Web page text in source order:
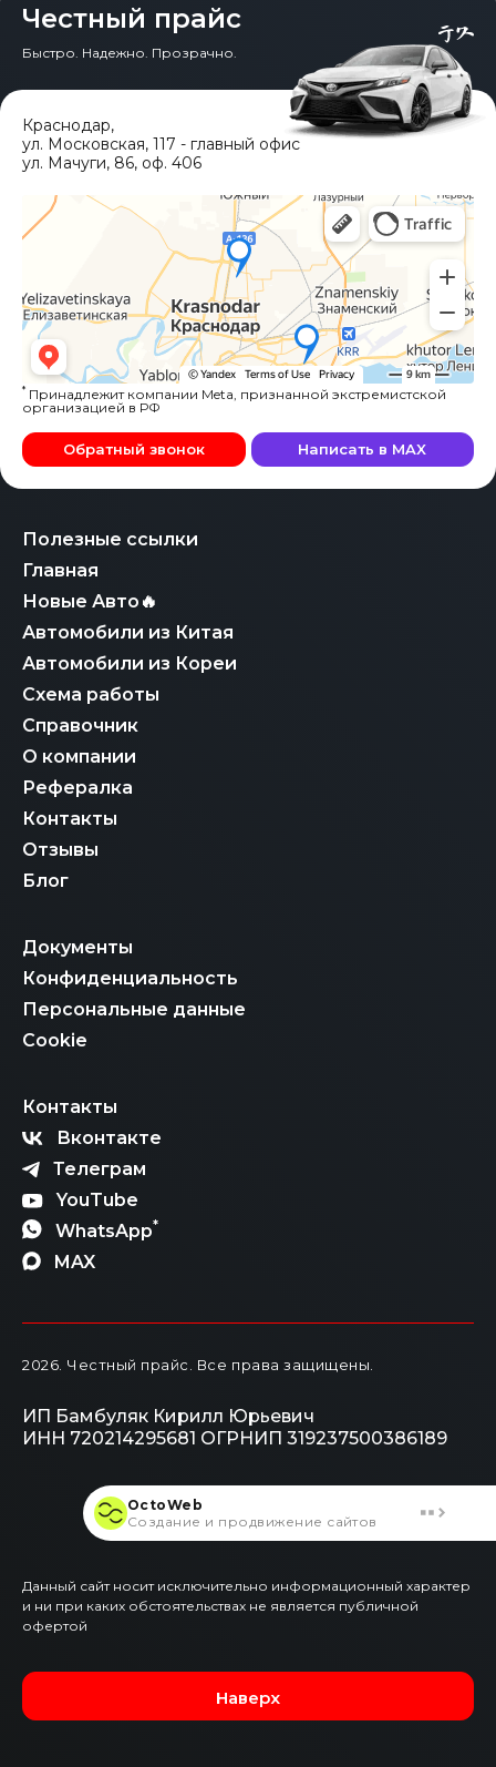
Честный прайс
Быстро. Надежно. Прозрачно.
Полезные ссылки
Главная
Новые Авто🔥
Автомобили из Китая
Автомобили из Кореи
Схема работы
Справочник
О компании
Рефералка
Контакты
Отзывы
Блог
Документы
Конфиденциальность
Персональные данные
Cookie
Контакты
Вконтакте
Телеграм
YouTube
WhatsApp*
MAX
Краснодар,
ул. Московская, 117 - главный офис
ул. Мачуги, 86, оф. 406
* Принадлежит компании Meta, признанной экстремистской
организацией в РФ
Обратный звонок Написать в MAX
2026 . Честный прайс. Все права защищены.
ИП Бамбуляк Кирилл Юрьевич
ИНН 720214295681 ОГРНИП 319237500386189
Данный сайт носит исключительно информационный характер
и ни при каких обстоятельствах не является публичной
офертой
Наверх
OctoWeb
Создание и продвижение сайтов